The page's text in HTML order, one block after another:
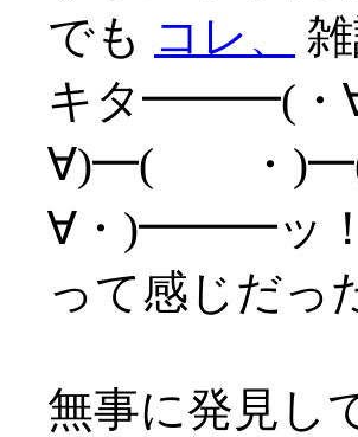
でも コレ、
キタ━━━(
∀)━( ・
∀・)━━━ッ！
って感じだっ
無事に発見し